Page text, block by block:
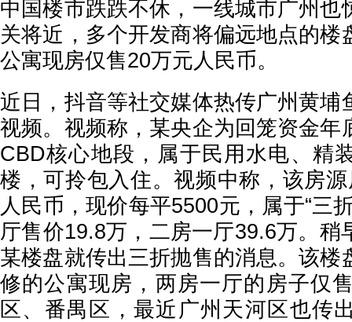
中国楼市跌跌不休，一线城市广州也
关将近，多个开发商将偏远地点的楼
公寓现房仅售20万元人民币。
近日，抖音等社交媒体热传广州黄埔
视频。视频称，某央企为回笼资金年
CBD核心地段，属于民用水电、精
楼，可拎包入住。视频中称，该房
人民币，现价每平5500元，属于“三
厅售价19.8万，二房一厅39.6万。稍
某楼盘就传出三折抛售的消息。该楼
修的公寓现房，两房一厅的房子仅
区、番禺区，最近广州天河区也传